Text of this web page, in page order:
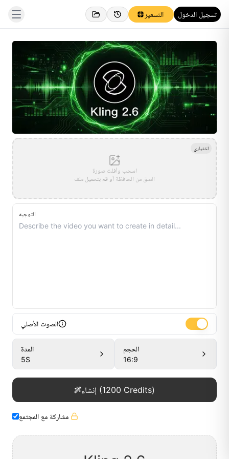
التسعير تسجيل الدخول
اختياري
اسحب وأفلت صورة
الصق من الحافظة أو قم بتحميل ملف
التوجيه
الصوت الأصلي
المدة
5S
الحجم
16:9
إنشاء (1200 Credits)
مشاركة مع المجتمع